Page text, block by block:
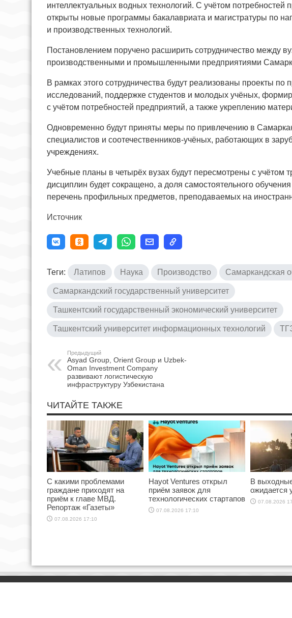
интеллектуальных водных технологий. С учётом
открыты новые программы бакалавриата и магистратуры по
и производственных технологий.
Постановлением поручено расширить сотрудничество между
производственными и промышленными предприятиями
В рамках этого сотрудничества будут реализованы проекты
исследований, поддержке студентов и молодых учёных,
с учётом потребностей предприятий, а также укреплению
Одновременно будут приняты меры по привлечению в
специалистов и соотечественников-учёных, работающих в
учреждениях.
Учебные планы в четырёх вузах будут пересмотрены с учётом
дисциплин будет сокращено, а доля самостоятельного
перечень профильных предметов, преподаваемых на
Источник
Теги: Латипов Наука Производство Самаркандская
Самаркандский государственный университет
Ташкентский государственный экономический университет
Ташкентский университет информационных технологий
Предыдущий
Asyad Group, Orient Group и Uzbek-
Oman Investment Company
развивают логистическую
инфраструктуру Узбекистана
ЧИТАЙТЕ ТАКЖЕ
С какими проблемами
граждане приходят на
приём к главе МВД.
Репортаж «Газеты»
07.08.2026 17:10
Hayot Ventures открыл
приём заявок для
технологических стартапов
07.08.2026 17:10
В
ожидается
07.08.2026